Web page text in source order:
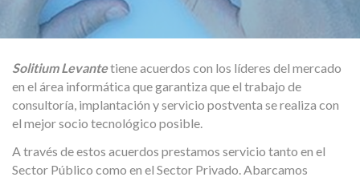
Solitium Levantetiene acuerdos con los líderes del mercado
en el área informática que garantiza que el trabajo de
consultoría, implantación y servicio postventa se realiza con
el mejor socio tecnológico posible.
A través de estos acuerdos prestamos servicio tanto en el
Sector Público como en el Sector Privado. Abarcamos